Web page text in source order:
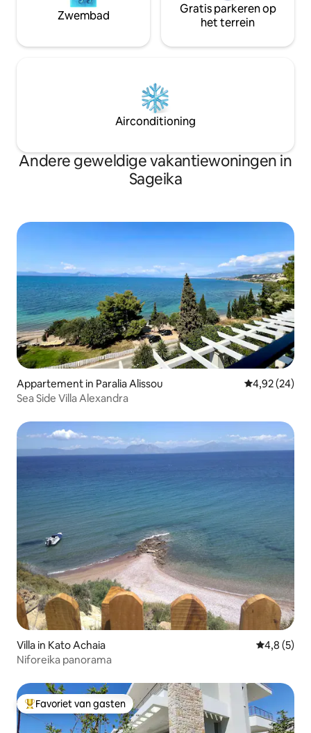
Zwembad
Gratis parkeren op
het terrein
Airconditioning
Andere geweldige vakantiewoningen in
Sageika
Appartement in Paralia Alissou Gemiddelde
4,92 (24)
Sea Side Villa Alexandra
Villa in Kato Achaia
4,8 (5)
Niforeika panorama
Topfavoriet van gasten
Favoriet van gasten